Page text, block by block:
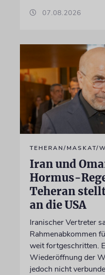
07.08.2026
TEHERAN/MASKAT/
Iran und
Hormus-
Teheran
an die USA
Iranischer Vertreter
Rahmenabkommen
weit fortgeschritten.
Wiederöffnung der
jedoch nicht